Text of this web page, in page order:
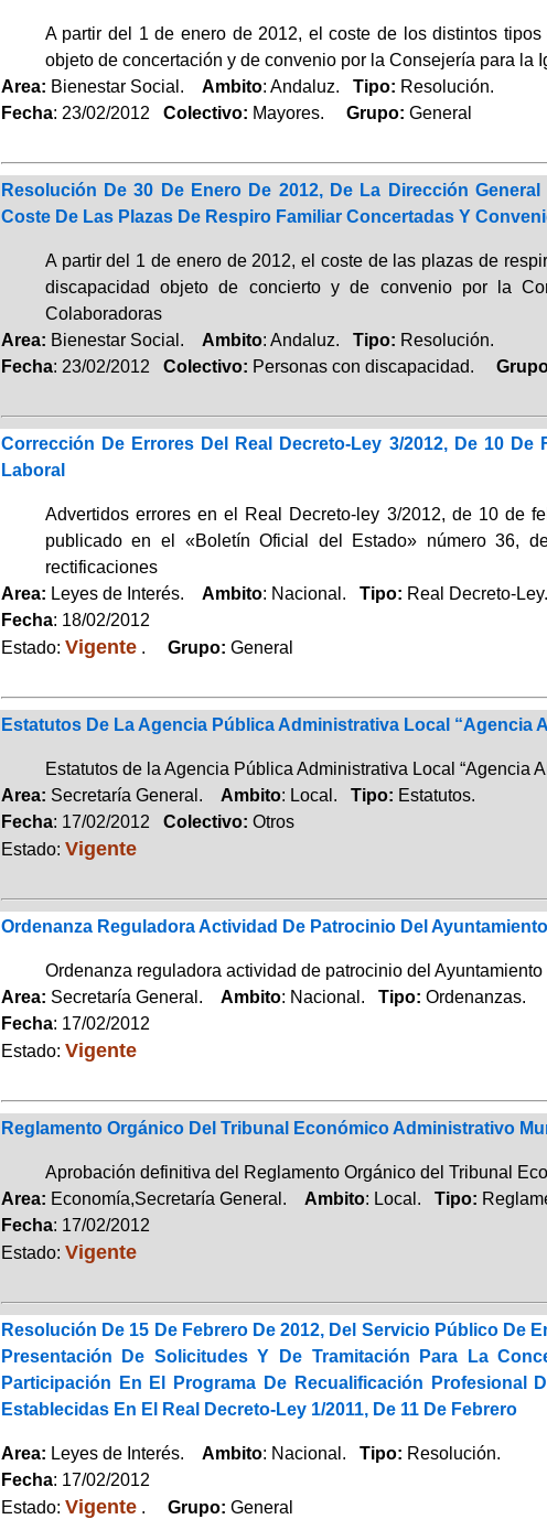
A partir del 1 de enero de 2012, el coste de los distintos
objeto de concertación y de convenio por la Consejería para
Area: Bienestar Social. Ambito: Andaluz. Tipo: Resolución.
Fecha: 23/02/2012 Colectivo: Mayores. Grupo: General
Resolución De 30 De Enero De 2012, De La Dirección
Coste De Las Plazas De Respiro Familiar Concertadas Y
A partir del 1 de enero de 2012, el coste de las plazas de
discapacidad objeto de concierto y de convenio por la
Colaboradoras
Area: Bienestar Social. Ambito: Andaluz. Tipo: Resolución.
Fecha: 23/02/2012 Colectivo: Personas con discapacidad.
Corrección De Errores Del Real Decreto-Ley 3/2012, De 10
Laboral
Advertidos errores en el Real Decreto-ley 3/2012, de 10 de
publicado en el «Boletín Oficial del Estado» número 36,
rectificaciones
Area: Leyes de Interés. Ambito: Nacional. Tipo: Real Decreto-Ley.
Fecha: 18/02/2012
Estado: Vigente. Grupo: General
Estatutos De La Agencia Pública Administrativa Local “Agencia
Estatutos de la Agencia Pública Administrativa Local “Agencia
Area: Secretaría General. Ambito: Local. Tipo: Estatutos.
Fecha: 17/02/2012 Colectivo: Otros
Estado: Vigente
Ordenanza Reguladora Actividad De Patrocinio Del
Ordenanza reguladora actividad de patrocinio del Ayuntamiento
Area: Secretaría General. Ambito: Nacional. Tipo: Ordenanzas.
Fecha: 17/02/2012
Estado: Vigente
Reglamento Orgánico Del Tribunal Económico Administrativo
Aprobación definitiva del Reglamento Orgánico del Tribunal
Area: Economía,Secretaría General. Ambito: Local. Tipo:
Fecha: 17/02/2012
Estado: Vigente
Resolución De 15 De Febrero De 2012, Del Servicio Público De
Presentación De Solicitudes Y De Tramitación Para La
Participación En El Programa De Recualificación Profesional
Establecidas En El Real Decreto-Ley 1/2011, De 11 De Febrero
Area: Leyes de Interés. Ambito: Nacional. Tipo: Resolución.
Fecha: 17/02/2012
Estado: Vigente. Grupo: General